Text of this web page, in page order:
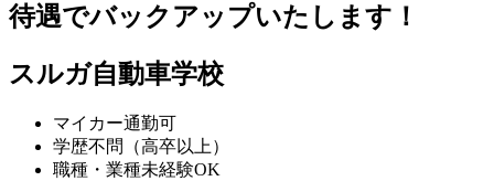
待遇でバックアップいたします！
スルガ自動車学校
マイカー通勤可
学歴不問（高卒以上）
職種・業種未経験OK